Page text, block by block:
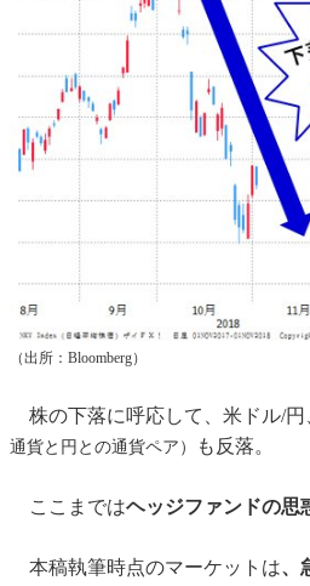
（出所：Bloomberg）
株の下落に呼応して、米ドル/円
通貨と円との通貨ペア）
も反落。
ここまではヘッジファンドの思
本稿執筆時点のマーケットは、